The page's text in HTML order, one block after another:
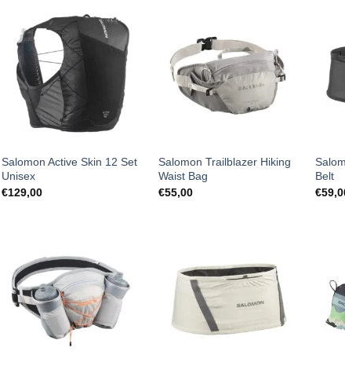
Salomon Active Skin 12 Set
Unisex
€129,00
Salomon Trailblazer Hiking
Waist Bag
€55,00
Belt
€